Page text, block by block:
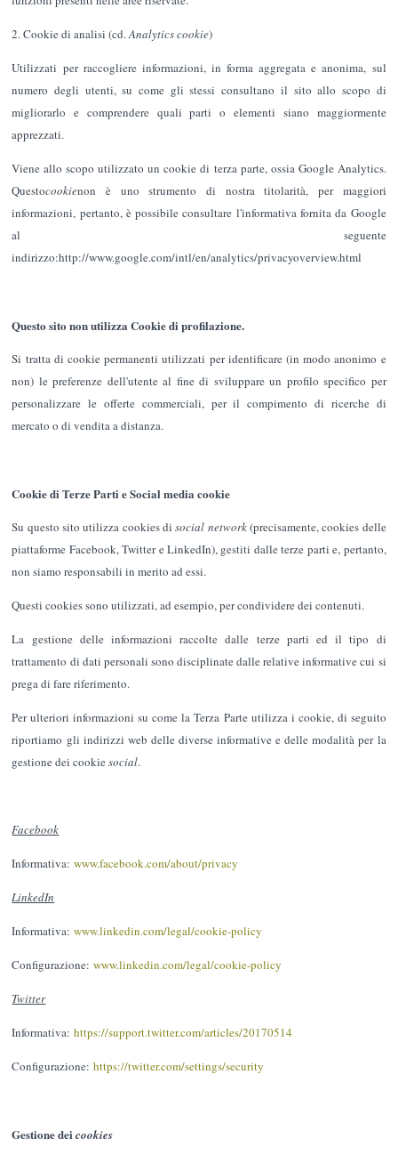
2. Cookie di analisi (cd.Analytics cookie)
Utilizzati per raccogliere informazioni, in forma aggregata e anonima, sul
numero degli utenti, su come gli stessi consultano il sito allo scopo di
migliorarlo e comprendere quali parti o elementi siano maggiormente
apprezzati.
Viene allo scopo utilizzato un cookie di terza parte, ossia Google Analytics.
Questocookienon è uno strumento di nostra titolarità, per maggiori
informazioni, pertanto, è possibile consultare l'informativa fornita da Google
al seguente
indirizzo:http://www.google.com/intl/en/analytics/privacyoverview.html
Questo sito non utilizza Cookie di profilazione.
Si tratta di cookie permanenti utilizzati per identificare (in modo anonimo e
non) le preferenze dell'utente al fine di sviluppare un profilo specifico per
personalizzare le offerte commerciali, per il compimento di ricerche di
mercato o di vendita a distanza.
Cookie di Terze Parti e Social media cookie
Su questo sito utilizza cookies disocial network(precisamente, cookies delle
piattaforme Facebook, Twitter e LinkedIn), gestiti dalle terze parti e, pertanto,
non siamo responsabili in merito ad essi.
Questi cookies sono utilizzati, ad esempio, per condividere dei contenuti.
La gestione delle informazioni raccolte dalle terze parti ed il tipo di
trattamento di dati personali sono disciplinate dalle relative informative cui si
prega di fare riferimento.
Per ulteriori informazioni su come la Terza Parte utilizza i cookie, di seguito
riportiamo gli indirizzi web delle diverse informative e delle modalità per la
gestione dei cookiesocial.
Facebook
Informativa:www.facebook.com/about/privacy
LinkedIn
Informativa:www.linkedin.com/legal/cookie-policy
Configurazione:www.linkedin.com/legal/cookie-policy
Twitter
Informativa:https://support.twitter.com/articles/20170514
Configurazione:https://twitter.com/settings/security
Gestione deicookies